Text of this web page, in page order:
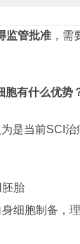
监管批准 ，需
胞有什么优势
是当前SCI
胚胎
细胞制备，